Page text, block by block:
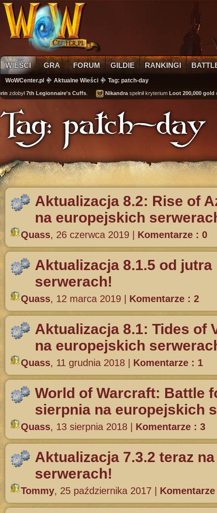
WIEŚCI GRA FORUM GILDIE RANKINGI
WoWCenter.pl Aktualne Wieści Tag: patch-day
zdobył7th Legionnaire's Cuffs. Nikandraspełnił kryteriumLoot 200,000 gold
Tag: patch-day
Aktualizacja 8.2: Rise of
na europejskich
Quass, 26 czerwca 2019 Komentarze : 0
Aktualizacja 8.1.5 od
serwerach!
Quass, 12 marca 2019 Komentarze : 2
Aktualizacja 8.1: Tides of
na europejskich
Quass, 11 grudnia 2018 Komentarze : 1
World of Warcraft: Battle
sierpnia na europejskich
Quass, 13 sierpnia 2018 Komentarze : 3
Aktualizacja 7.3.2 teraz
serwerach!
Tommy, 25 października 2017